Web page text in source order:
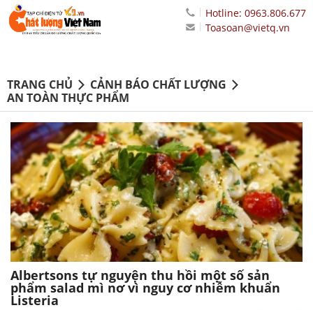
Hotline: 0963.806.677
Toasoan@vietq.vn
TRANG CHỦ
CẢNH BÁO CHẤT LƯỢNG
AN TOÀN THỰC PHẨM
Albertsons tự nguyện thu hồi một số sản
phẩm salad mì nơ vì nguy cơ nhiễm khuẩn
Listeria